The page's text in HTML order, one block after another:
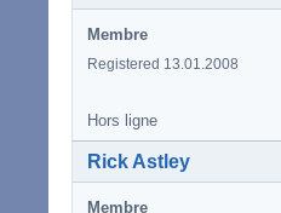
Membre
Registered 13.01.2008
Hors ligne
Rick Astley
Membre